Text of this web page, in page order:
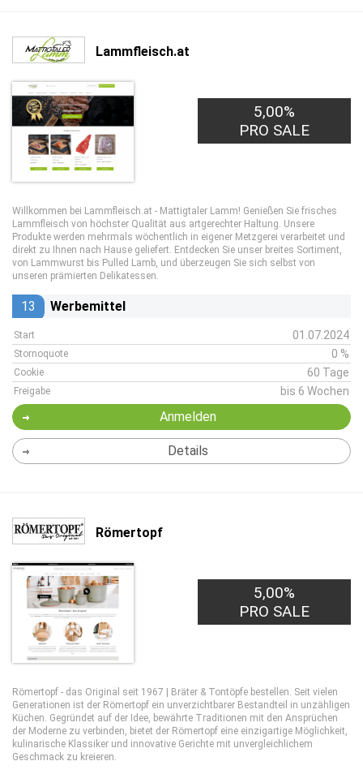
Lammfleisch.at
5,00%
PRO SALE
Willkommen bei Lammfleisch.at - Mattigtaler Lamm! Genießen Sie frisches
Lammfleisch von höchster Qualität aus artgerechter Haltung. Unsere
Produkte werden mehrmals wöchentlich in eigener Metzgerei verarbeitet und
direkt zu Ihnen nach Hause geliefert. Entdecken Sie unser breites Sortiment,
von Lammwurst bis Pulled Lamb, und überzeugen Sie sich selbst von
unseren prämierten Delikatessen.
13 Werbemittel
Start 01.07.2024
Stornoquote 0 %
Cookie 60 Tage
Freigabe bis 6 Wochen
Anmelden
Details
Römertopf
5,00%
PRO SALE
Römertopf - das Original seit 1967 | Bräter & Tontöpfe bestellen. Seit vielen
Generationen ist der Römertopf ein unverzichtbarer Bestandteil in unzähligen
Küchen. Gegründet auf der Idee, bewährte Traditionen mit den Ansprüchen
der Moderne zu verbinden, bietet der Römertopf eine einzigartige Möglichkeit,
kulinarische Klassiker und innovative Gerichte mit unvergleichlichem
Geschmack zu kreieren.